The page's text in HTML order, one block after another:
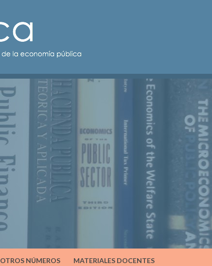
OTROS NÚMEROS MATERIALES DOCENTES